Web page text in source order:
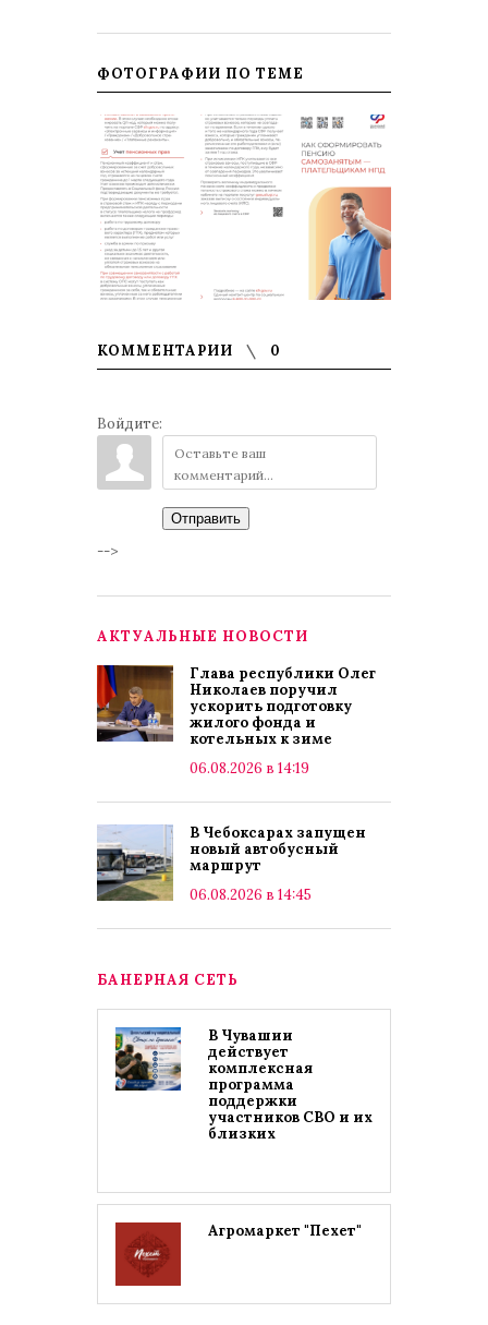
ФОТОГРАФИИ ПО ТЕМЕ
КОММЕНТАРИИ 0
Войдите:
Отправить
-->
АКТУАЛЬНЫЕ НОВОСТИ
Глава республики Олег
Николаев поручил
ускорить подготовку
жилого фонда и
котельных к зиме
06.08.2026 в 14:19
В Чебоксарах запущен
новый автобусный
маршрут
06.08.2026 в 14:45
БАНЕРНАЯ СЕТЬ
В Чувашии
действует
комплексная
программа
поддержки
участников СВО и их
близких
Агромаркет "Пехет"